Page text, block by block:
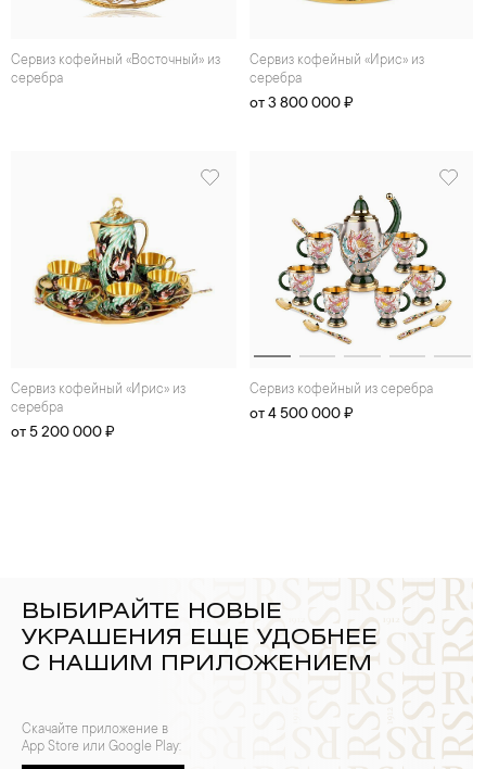
Сеpвиз кофейный «Восточный» из
серебра
Сеpвиз кофейный «Ирис» из
серебра
от 3 800 000 ₽
Сеpвиз кофейный «Ирис» из
серебра
от 5 200 000 ₽
Сеpвиз кофейный из серебра
от 4 500 000 ₽
ВЫБИРАЙТЕ НОВЫЕ
УКРАШЕНИЯ ЕЩЕ УДОБНЕЕ
С НАШИМ ПРИЛОЖЕНИЕМ
Скачайте приложение в
App Store или Google Play: